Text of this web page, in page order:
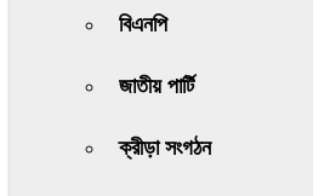
বিএনপি
জাতীয় পার্টি
ক্রীড়া সংগঠন